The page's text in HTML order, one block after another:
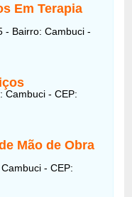
Em Terapia
- Bairro: Cambuci -
Cambuci - CEP:
Mão de Obra
- CEP: